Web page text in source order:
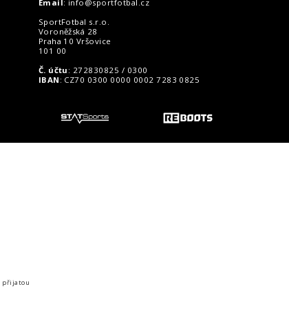
Email : info@sportfotbal.cz
SportFotbal s.r.o.
Voroněžská 28
Praha 10 Vršovice
101 00
Č. účtu : 272830825 / 0300
IBAN : CZ70 0300 0000 0002 7283 0825
přijatou